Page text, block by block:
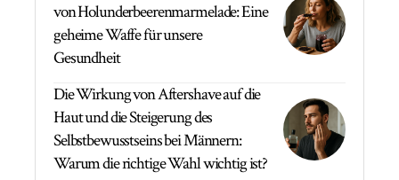
von Holunderbeerenmarmelade: Eine
geheime Waffe für unsere
Gesundheit
Die Wirkung von Aftershave auf die
Haut und die Steigerung des
Selbstbewusstseins bei Männern:
Warum die richtige Wahl wichtig ist?